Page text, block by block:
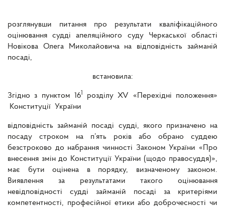
розглянувши питання про результати кваліфікаційного
оцінювання судді апеляційного суду Черкаської області
Новікова Олега Миколайовича на відповідність займаній
посаді,
встановила:
Згідно з пунктом 16
розділу XV «Перехідні положення»
Конституції України
відповідність займаній посаді судді, якого призначено на
посаду строком на п’ять років або обрано суддею
безстроково до набрання чинності Законом України «Про
внесення змін до Конституції України (щодо правосуддя)»,
має бути оцінена в порядку, визначеному законом.
Виявлення за результатами такого оцінювання
невідповідності судді займаній посаді за критеріями
компетентності, професійної етики або доброчесності чи